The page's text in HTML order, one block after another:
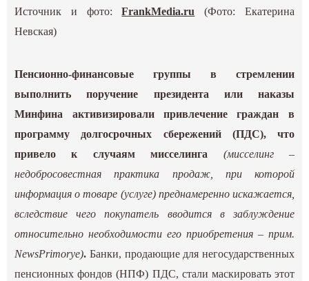
Источник и фото:FrankMedia.ru (Фото: Екатерина
Невская)
Пенсионно-финансовые группы в стремлении
выполнить поручение президента или наказы
Минфина активизировали привлечение граждан в
программу долгосрочных сбережений (ПДС), что
привело к случаям мисселинга (мисселинг –
недобросовестная практика продаж, при которой
информация о товаре (услуге) преднамеренно искажается,
вследствие чего покупатель вводится в заблуждение
относительно необходимости его приобретения – прим.
NewsPrimorye). Банки, продающие для негосударственных
пенсионных фондов (НПФ) ПДС, стали маскировать этот